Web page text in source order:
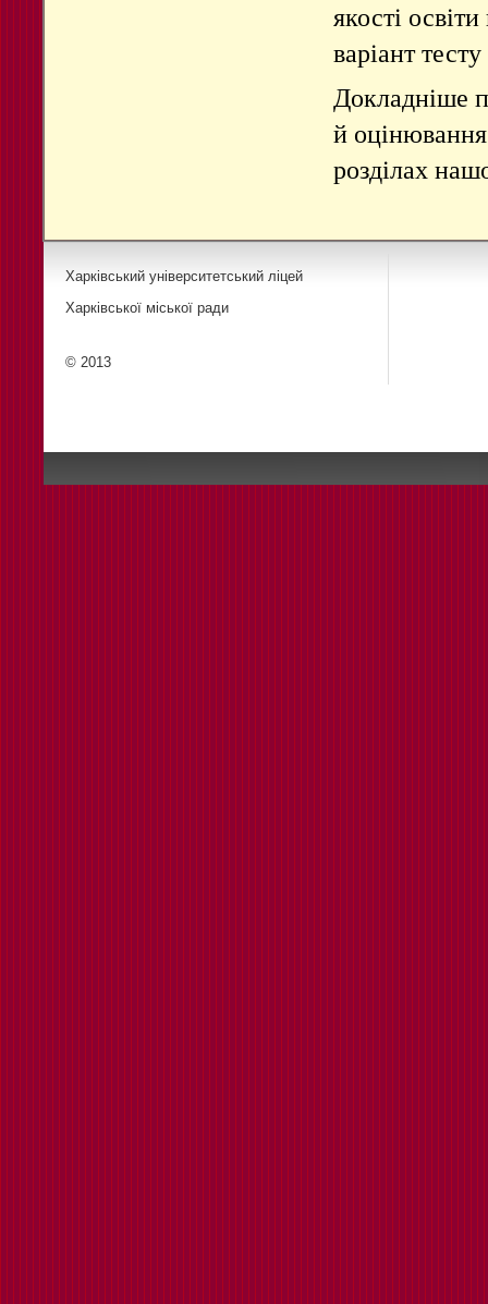
якості
варіант
Докладніше
й
розділах
Харківський університетський ліцей
Харківської міської ради
© 2013